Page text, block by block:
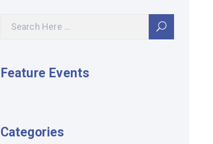
Feature Events
Categories